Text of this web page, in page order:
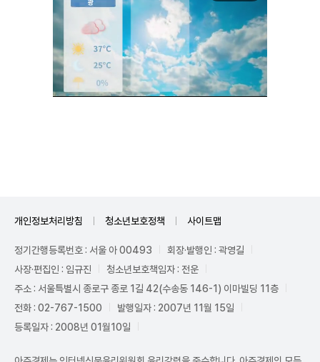
개인정보처리방침 청소년보호정책 사이트맵
정기간행등록번호 : 서울 아 00493
회장·발행인 : 곽영길
사장·편집인 : 임규진
청소년보호책임자 : 전운
주소 : 서울특별시 종로구 종로 1길 42(수송동 146-1) 이마빌딩 11층
전화 : 02-767-1500
발행일자 : 2007년 11월 15일
등록일자 : 2008년 01월10일